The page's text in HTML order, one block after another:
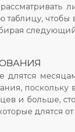
длятся
и больше,
длятся